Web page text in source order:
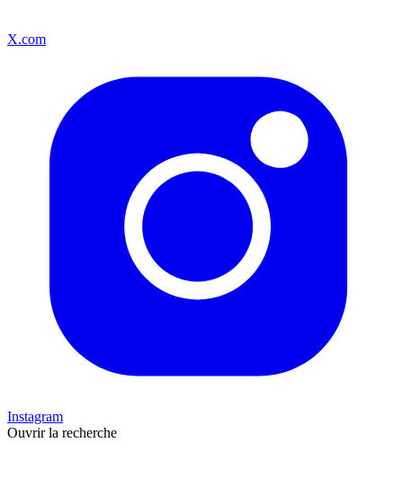
X.com
Instagram
Ouvrir la recherche